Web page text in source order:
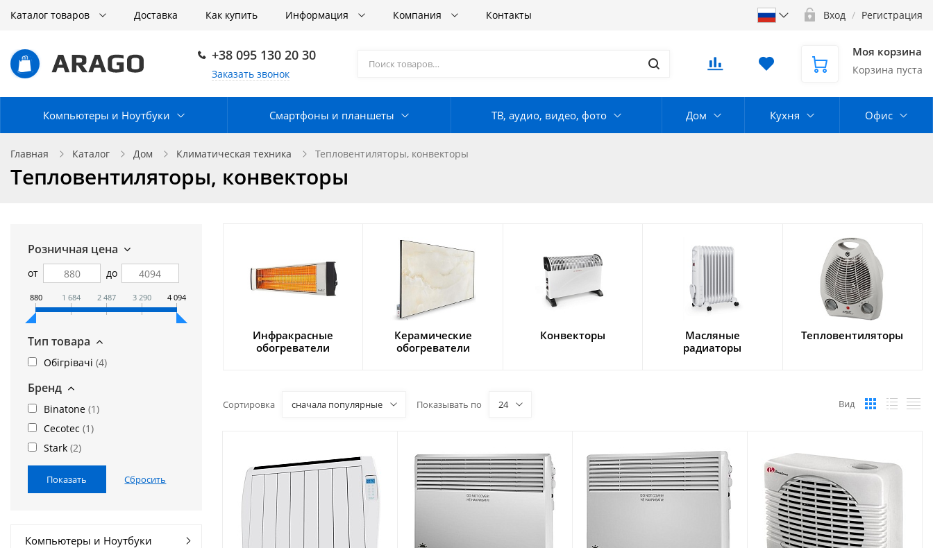
Каталог товаров Доставка Как купить Информация Компания Контакты Вход / Регистрация
+38 095 130 20 30
Заказать звонок
Моя корзина
Корзина пуста
Компьютеры и Ноутбуки Смартфоны и планшеты ТВ, аудио, видео, фото Дом Кухня Офис
Главная Каталог Дом Климатическая техника Тепловентиляторы, конвекторы
Тепловентиляторы, конвекторы
Розничная цена
от до
880 1 684 2 487 3 290 4 094
Тип товара
Обігрівачі (4)
Бренд
Binatone (1)
Cecotec (1)
Stark (2)
Компьютеры и Ноутбуки
Инфракрасные
обогреватели
Керамические
обогреватели
Конвекторы
Масляные
радиаторы
Тепловентиляторы
Сортировка сначала популярные Показывать по 24 Вид